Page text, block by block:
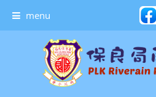
menu